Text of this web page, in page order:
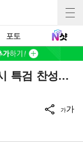
포토
특검 찬성…
가가